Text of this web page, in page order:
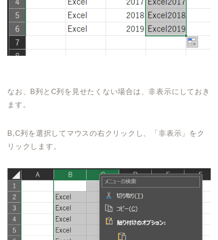
なお、 B列と C列を見せたくない場合は、非表示にしておき
ます。
B,C列を選択して マウスの右クリックし、「非表示」をク
リックします。